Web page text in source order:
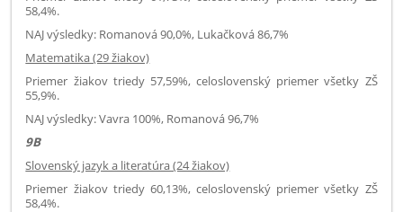
58,4%.
NAJ výsledky: Romanová 90,0%, Lukačková 86,7%
Matematika (29 žiakov)
Priemer žiakov triedy 57,59%, celoslovenský priemer všetky ZŠ
55,9%.
NAJ výsledky: Vavra 100%, Romanová 96,7%
9B
Slovenský jazyk a literatúra (24 žiakov)
Priemer žiakov triedy 60,13%, celoslovenský priemer všetky ZŠ
58,4%.